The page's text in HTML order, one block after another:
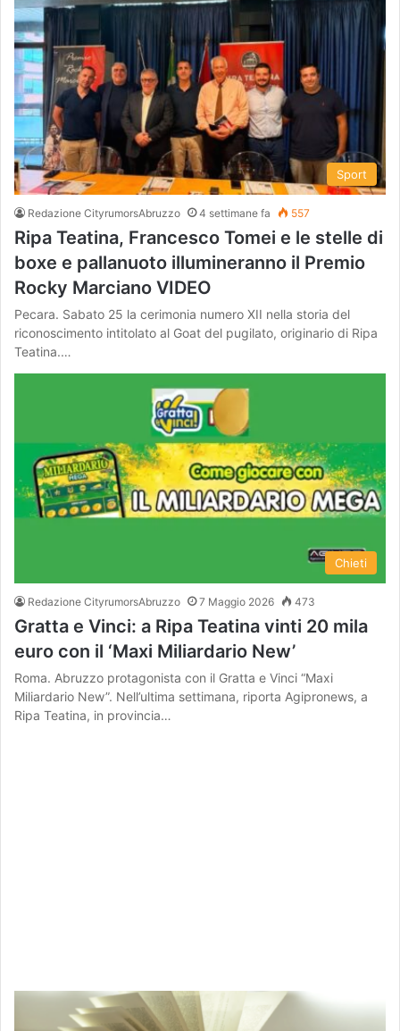
Sport
Redazione CityrumorsAbruzzo 4 settimane fa 557
Ripa Teatina, Francesco Tomei e le stelle di
boxe e pallanuoto illumineranno il Premio
Rocky Marciano VIDEO
Pecara. Sabato 25 la cerimonia numero XII nella storia del
riconoscimento intitolato al Goat del pugilato, originario di Ripa
Teatina.…
Chieti
Redazione CityrumorsAbruzzo 7 Maggio 2026 473
Gratta e Vinci: a Ripa Teatina vinti 20 mila
euro con il ‘Maxi Miliardario New’
Roma. Abruzzo protagonista con il Gratta e Vinci “Maxi
Miliardario New”. Nell’ultima settimana, riporta Agipronews, a
Ripa Teatina, in provincia…